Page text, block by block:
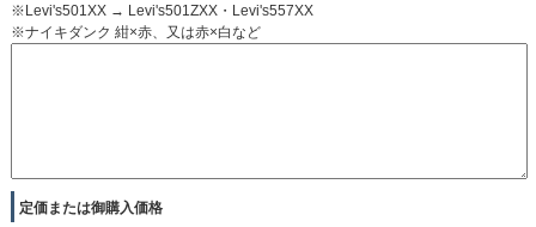
※Levi's501XX → Levi's501ZXX・Levi's557XX
※ナイキダンク 紺×赤、又は赤×白など
定価または御購入価格